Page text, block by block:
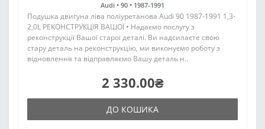
Audi • 90 • 1987-1991
Подушка двигуна ліва поліуретанова Audi 90 1987-1991 1,3-
2,0L РЕКОНСТРУКЦІЯ ВАШОЇ • Надаємо послугу з
реконструкції Вашої старої деталі. Ви надсилаєте свою
стару деталь на реконструкцію, ми виконуємо роботу з
відновлення та відправляємо Вашу деталь н..
2 330.00₴
ДО КОШИКА